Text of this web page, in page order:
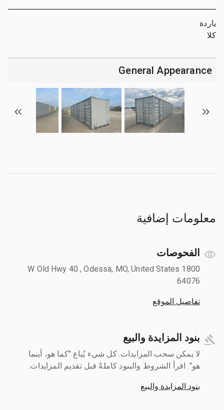
ياردة
كلا
General Appearance
معلومات إضافية
الفحوصات
1800 W Old Hwy 40 , Odessa, MO, United States
64076
تفاصيل الموقع
بنود المزايدة والبيع
لا يمكن سحب المزايدات. كل شيء يُباع "كما هو، أينما
هو". اقرأ الشروط والبنود كاملةً قبل تقديم المزايدات.
بنود المزايدة والبيع